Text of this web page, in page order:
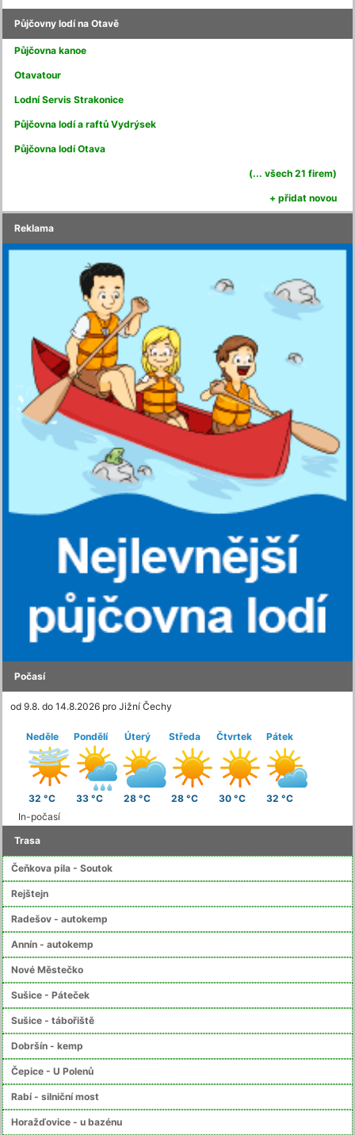
Půjčovny lodí na Otavě
Půjčovna kanoe
Otavatour
Lodní Servis Strakonice
Půjčovna lodí a raftů Vydrýsek
Půjčovna lodí Otava
(... všech 21 firem)
+ přidat novou
Reklama
Počasí
od 9.8. do 14.8.2026 pro Jižní Čechy
Neděle
32 °C
Pondělí
33 °C
Úterý
28 °C
Středa
28 °C
Čtvrtek
30 °C
Pátek
32 °C
In-počasí
Trasa
Čeňkova pila - Soutok
Rejštejn
Radešov - autokemp
Annín - autokemp
Nové Městečko
Sušice - Páteček
Sušice - tábořiště
Dobršín - kemp
Čepice - U Polenů
Rabí - silniční most
Horažďovice - u bazénu